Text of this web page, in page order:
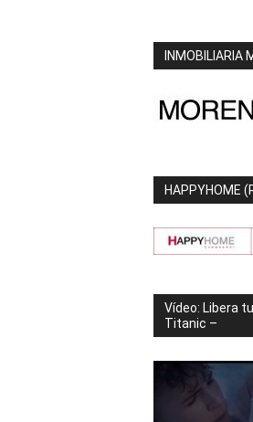
INMOBILIARIA
HAPPYHOME
Vídeo: Libera
Titanic –